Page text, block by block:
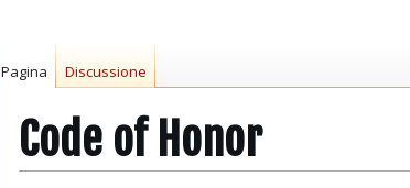
Code of Honor
Pagina Discussione